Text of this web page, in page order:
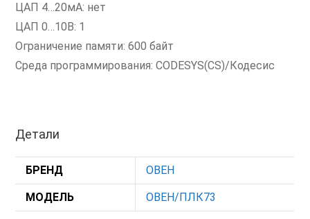
ЦАП 4…20мА: нет
ЦАП 0…10В: 1
Ограничение памяти: 600 байт
Среда программирования: CODESYS(CS)/Кодесис
Детали
БРЕНД ОВЕН
МОДЕЛЬ ОВЕН/ПЛК73